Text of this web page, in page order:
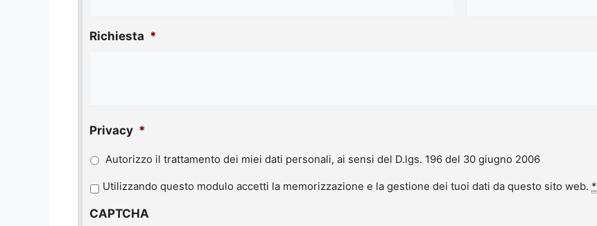
Richiesta *
Privacy *
Autorizzo il trattamento dei miei dati personali, ai sensi del D.lgs. 196 del 30 giugno 2006
P
i
Utilizzando questo modulo accetti la memorizzazione e la gestione dei tuoi dati da questo sito web. *
CAPTCHA